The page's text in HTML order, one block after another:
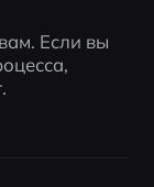
Если вы